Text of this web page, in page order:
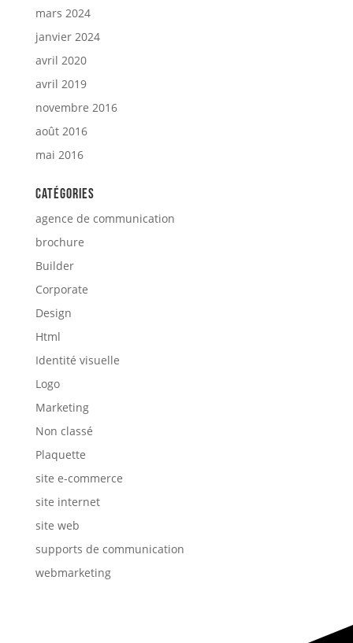
mars 2024
janvier 2024
avril 2020
avril 2019
novembre 2016
août 2016
mai 2016
Catégories
agence de communication
brochure
Builder
Corporate
Design
Html
Identité visuelle
Logo
Marketing
Non classé
Plaquette
site e-commerce
site internet
site web
supports de communication
webmarketing